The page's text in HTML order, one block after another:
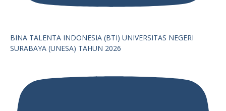
BINA TALENTA INDONESIA (BTI) UNIVERSITAS NEGERI
SURABAYA (UNESA) TAHUN 2026